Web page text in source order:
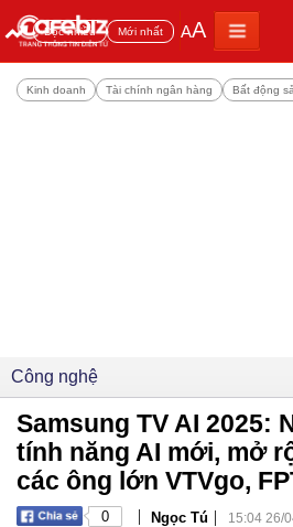
Đọc nhiều Mới nhất AA
Kinh doanh Tài chính ngân hàng Bất động
Công nghệ
Samsung TV AI 2025:
tính năng AI mới, mở
các ông lớn VTVgo,
0 | Ngọc Tú | 15:04 26/